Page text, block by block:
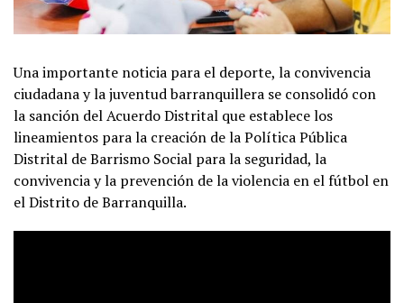
Una importante noticia para el deporte, la convivencia
ciudadana y la juventud barranquillera se consolidó con
la sanción del Acuerdo Distrital que establece los
lineamientos para la creación de la Política Pública
Distrital de Barrismo Social para la seguridad, la
convivencia y la prevención de la violencia en el fútbol en
el Distrito de Barranquilla.